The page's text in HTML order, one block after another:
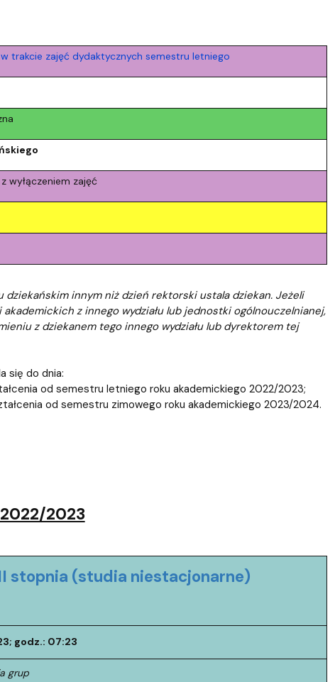
trakcie zajęć dydaktycznych semestru letniego
wyłączeniem zajęć
innym niż dzień rektorski ustala dziekan. Jeżeli
z innego wydziału lub jednostki ogólnouczelnianej,
z dziekanem tego innego wydziału lub dyrektorem tej
się do dnia:
od semestru letniego roku akademickiego 2022/2023;
od semestru zimowego roku akademickiego 2023/2024.
2022/2023
II stopnia (studia niestacjonarne)
godz.: 07:23
grup